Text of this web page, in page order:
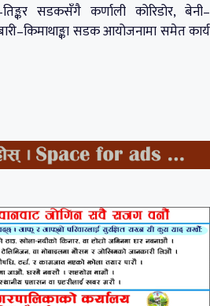
सडकसँगै कर्णाली कोरिडोर, बेनी–
सडक आयोजनामा समेत कार्य